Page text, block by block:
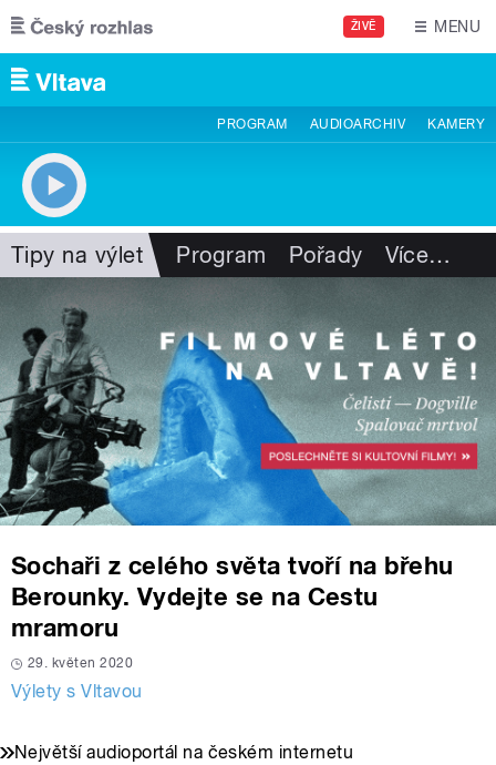
Přejít k hlavnímu obsahu
ŽIVĚ MENU
PROGRAM AUDIOARCHIV KAMERY
Tipy na výlet Program Pořady Více…
Sochaři z celého světa tvoří na břehu
Berounky. Vydejte se na Cestu
mramoru
29. květen 2020
Výlety s Vltavou
Největší audioportál na českém internetu